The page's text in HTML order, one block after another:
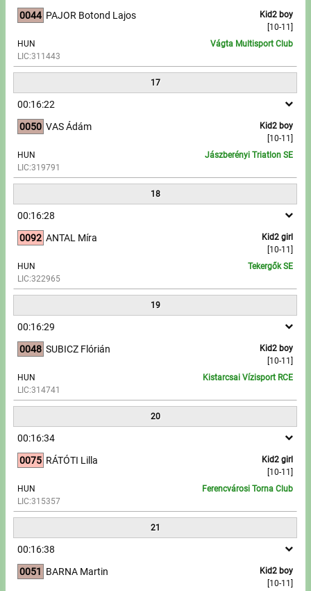
0044
Kid2 boy
[10-11]
PAJOR Botond Lajos
HUN
LIC:311443
Vágta Multisport Club
17
00:16:22
0050
Kid2 boy
[10-11]
VAS Ádám
HUN
LIC:319791
Jászberényi Triatlon SE
18
00:16:28
0092
Kid2 girl
[10-11]
ANTAL Míra
HUN
LIC:322965
Tekergők SE
19
00:16:29
0048
Kid2 boy
[10-11]
SUBICZ Flórián
HUN
LIC:314741
Kistarcsai Vízisport RCE
20
00:16:34
0075
Kid2 girl
[10-11]
RÁTÓTI Lilla
HUN
LIC:315357
Ferencvárosi Torna Club
21
00:16:38
0051
Kid2 boy
[10-11]
BARNA Martin